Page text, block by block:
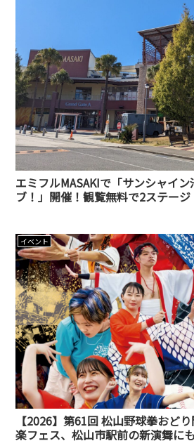
エミフルMASAKIで「サンシャイ
ブ！」開催！観覧無料で2ステージ
イベント
【2026】第61回 松山野球拳おど
楽フェス、松山市駅前の新演舞に